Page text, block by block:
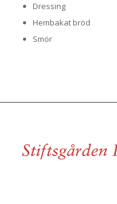
Dressing
Hembakat bröd
Smör